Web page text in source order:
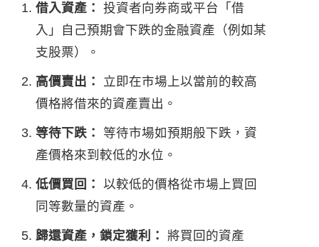
借入資產： 投資者向券商或平台「借
入」自己預期會下跌的金融資產（例如某
支股票）。
高價賣出：
立即在市場上以當前的較高
價格將借來的資產賣出。
等待下跌：
等待市場如預期般下跌，資
產價格來到較低的水位。
低價買回： 以較低的價格從市場上買回
同等數量的資產。
歸還資產，鎖定獲利： 將買回的資產